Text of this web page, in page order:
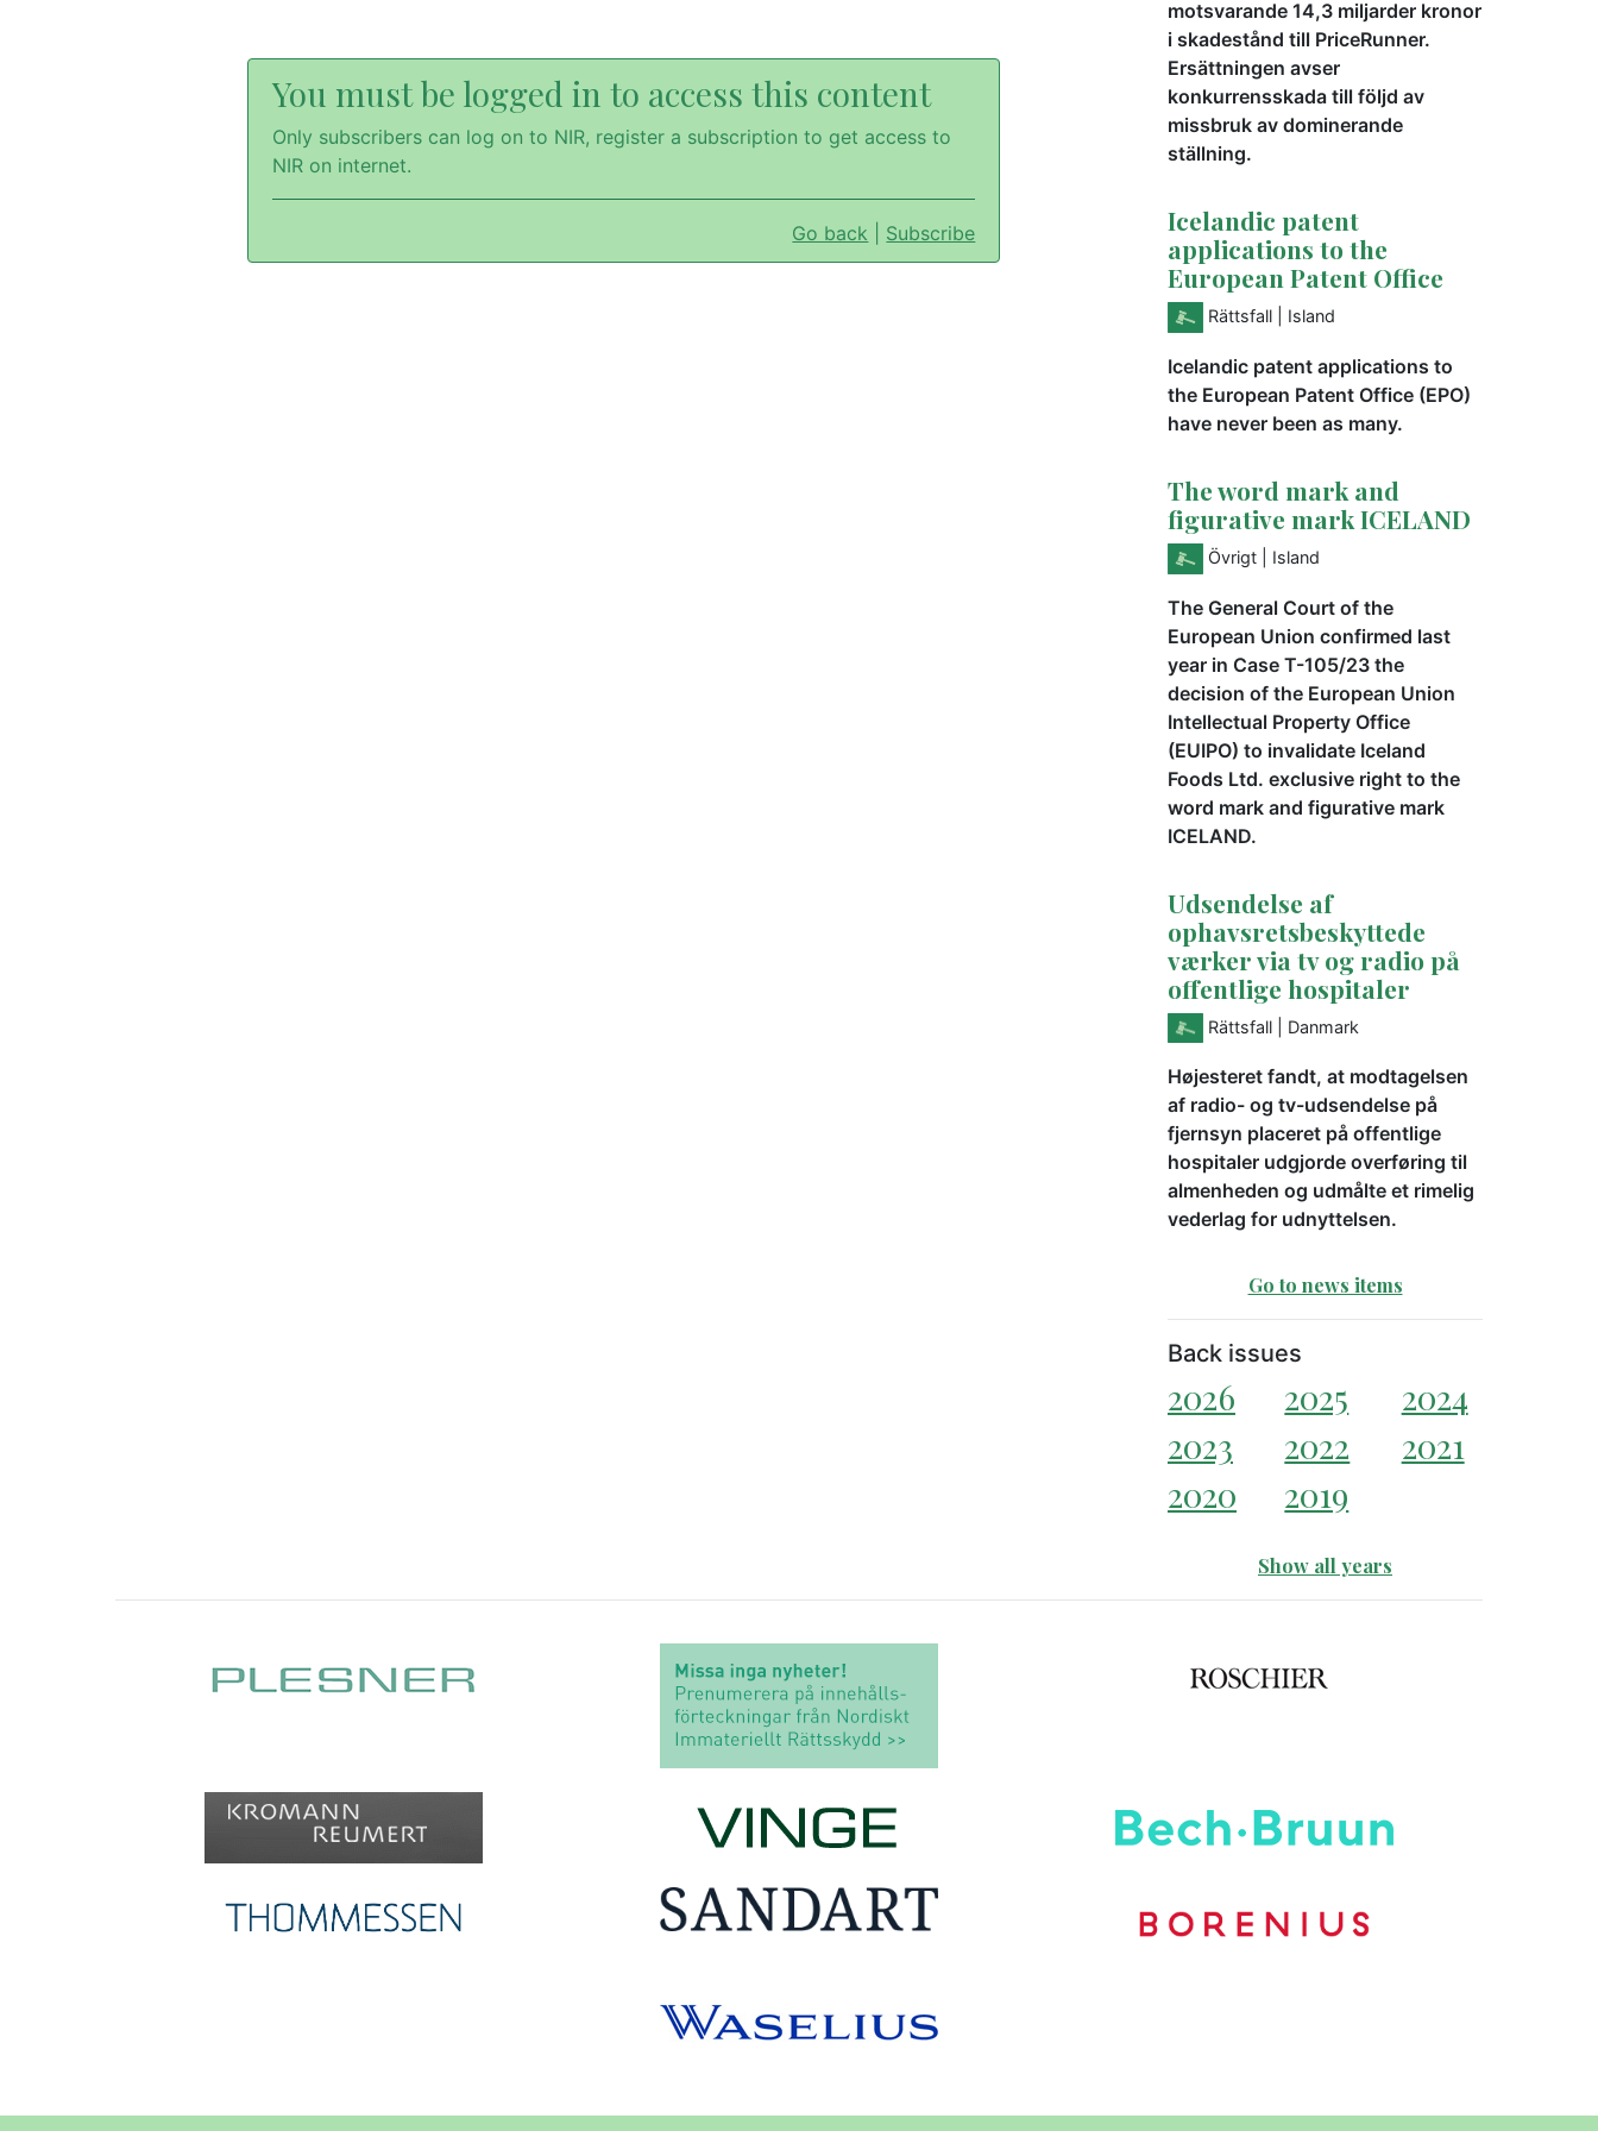
You must be logged in to access this content
Only subscribers can log on to NIR, register a subscription to get access to
NIR on internet.
Go back Subscribe
motsvarande 14,3 miljarder kronor
i skadestånd till PriceRunner.
Ersättningen avser
konkurrensskada till följd av
missbruk av dominerande
ställning.
Icelandic patent
applications to the
European Patent Office
Rättsfall | Island
Icelandic patent applications to
the European Patent Office (EPO)
have never been as many.
The word mark and
figurative mark ICELAND
Övrigt | Island
The General Court of the
European Union confirmed last
year in Case T-105/23 the
decision of the European Union
Intellectual Property Office
(EUIPO) to invalidate Iceland
Foods Ltd. exclusive right to the
word mark and figurative mark
ICELAND.
Udsendelse af
ophavsretsbeskyttede
værker via tv og radio på
offentlige hospitaler
Rättsfall | Danmark
Højesteret fandt, at modtagelsen
af radio- og tv-udsendelse på
fjernsyn placeret på offentlige
hospitaler udgjorde overføring til
almenheden og udmålte et rimelig
vederlag for udnyttelsen.
Go to news items
Back issues
2026 2025
2024
2023
2022
2021
2020
2019
Show all years